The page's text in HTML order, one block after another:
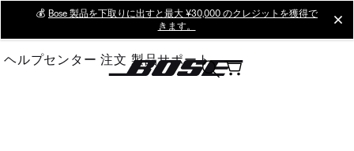
Main
💰 Bose 製品を下取りに出すと最大 ¥30,000 のクレジットを獲得で
きます。
ヘルプセンター 注文 製品サポート